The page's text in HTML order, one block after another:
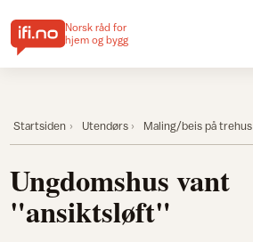
Norsk råd for
hjem og bygg
Startsiden Utendørs Maling/beis på trehus
Ungdomshus vant
"ansiktsløft"